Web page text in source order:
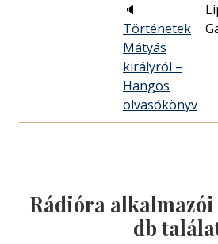
🔈
Történetek
Mátyás
királyról –
Hangos
olvasókönyv
Rádióra
db